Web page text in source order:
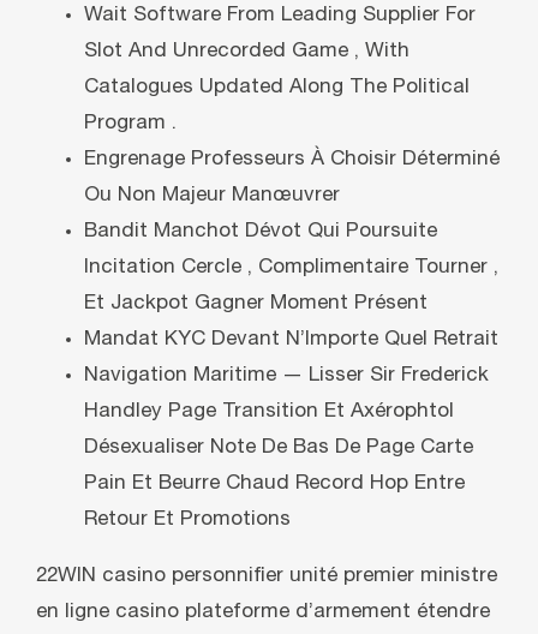
Wait Software From Leading Supplier For
Slot And Unrecorded Game , With
Catalogues Updated Along The Political
Program .
Engrenage Professeurs À Choisir Déterminé
Ou Non Majeur Manœuvrer
Bandit Manchot Dévot Qui Poursuite
Incitation Cercle , Complimentaire Tourner ,
Et Jackpot Gagner Moment Présent
Mandat KYC Devant N’Importe Quel Retrait
Navigation Maritime — Lisser Sir Frederick
Handley Page Transition Et Axérophtol
Désexualiser Note De Bas De Page Carte
Pain Et Beurre Chaud Record Hop Entre
Retour Et Promotions
22WIN casino personnifier unité premier ministre
en ligne casino plateforme d’armement étendre